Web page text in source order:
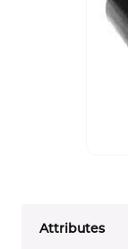
Attributes